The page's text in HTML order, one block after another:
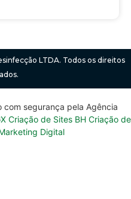
LTDA. Todos os direitos
segurança pela Agência
Criação de Sites BH Criação de
Digital